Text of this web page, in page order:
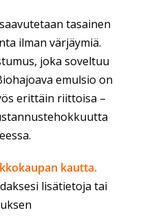
tasainen
ilman värjäymiä.
joka soveltuu
emulsio on
erittäin riittoisa –
kautta.
lisätietoja tai